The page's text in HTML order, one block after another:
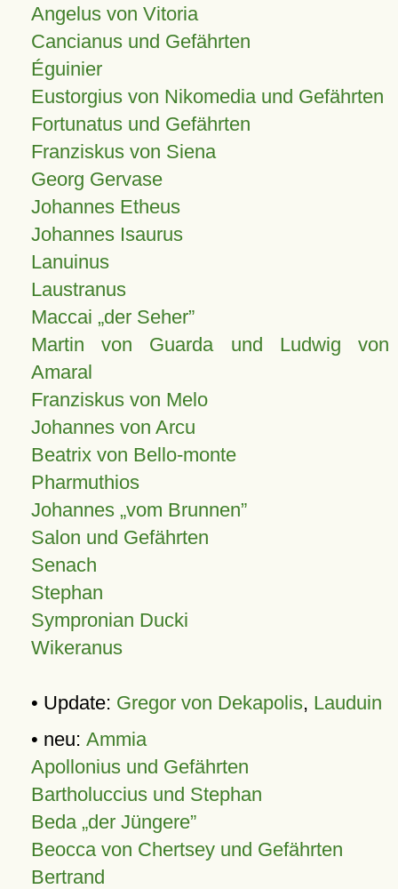
Angelus von Vitoria
Cancianus und Gefährten
Éguinier
Eustorgius von Nikomedia und Gefährten
Fortunatus und Gefährten
Franziskus von Siena
Georg Gervase
Johannes Etheus
Johannes Isaurus
Lanuinus
Laustranus
Maccai „der Seher”
Martin von Guarda und Ludwig von
Amaral
Franziskus von Melo
Johannes von Arcu
Beatrix von Bello-monte
Pharmuthios
Johannes vom Brunnen
Salon und Gefährten
Senach
Stephan
Sympronian Ducki
Wikeranus
• Update: Gregor von Dekapolis, Lauduin
• neu: Ammia
Apollonius und Gefährten
Bartholuccius und Stephan
Beda „der Jüngere”
Beocca von Chertsey und Gefährten
Bertrand